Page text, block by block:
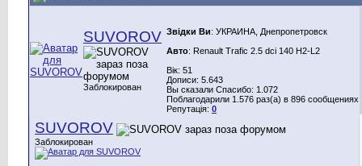
SUVOROV
Заблокирован
Звідки Ви: УКРАИНА, Днепропетровск
Авто: Renault Trafic 2.5 dci 140 H2-L2
Вік: 51
Дописи: 5.643
Вы сказали Спасибо: 1.072
Поблагодарили 1.576 раз(а) в 896 сообщениях
Репутація: 0
SUVOROV
Заблокирован